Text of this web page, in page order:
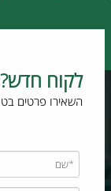
לקוח חדש?
השאירו פרטים